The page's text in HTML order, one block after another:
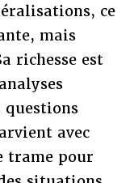
ce
mais
richesse est
questions
avec
trame pour